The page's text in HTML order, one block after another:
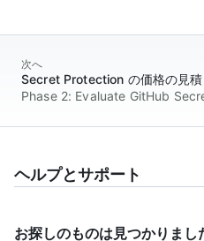
次へ
Secret Protection の価格の見積
Phase 2: Evaluate GitHub
ヘルプとサポート
お探しのものは見つかりまし